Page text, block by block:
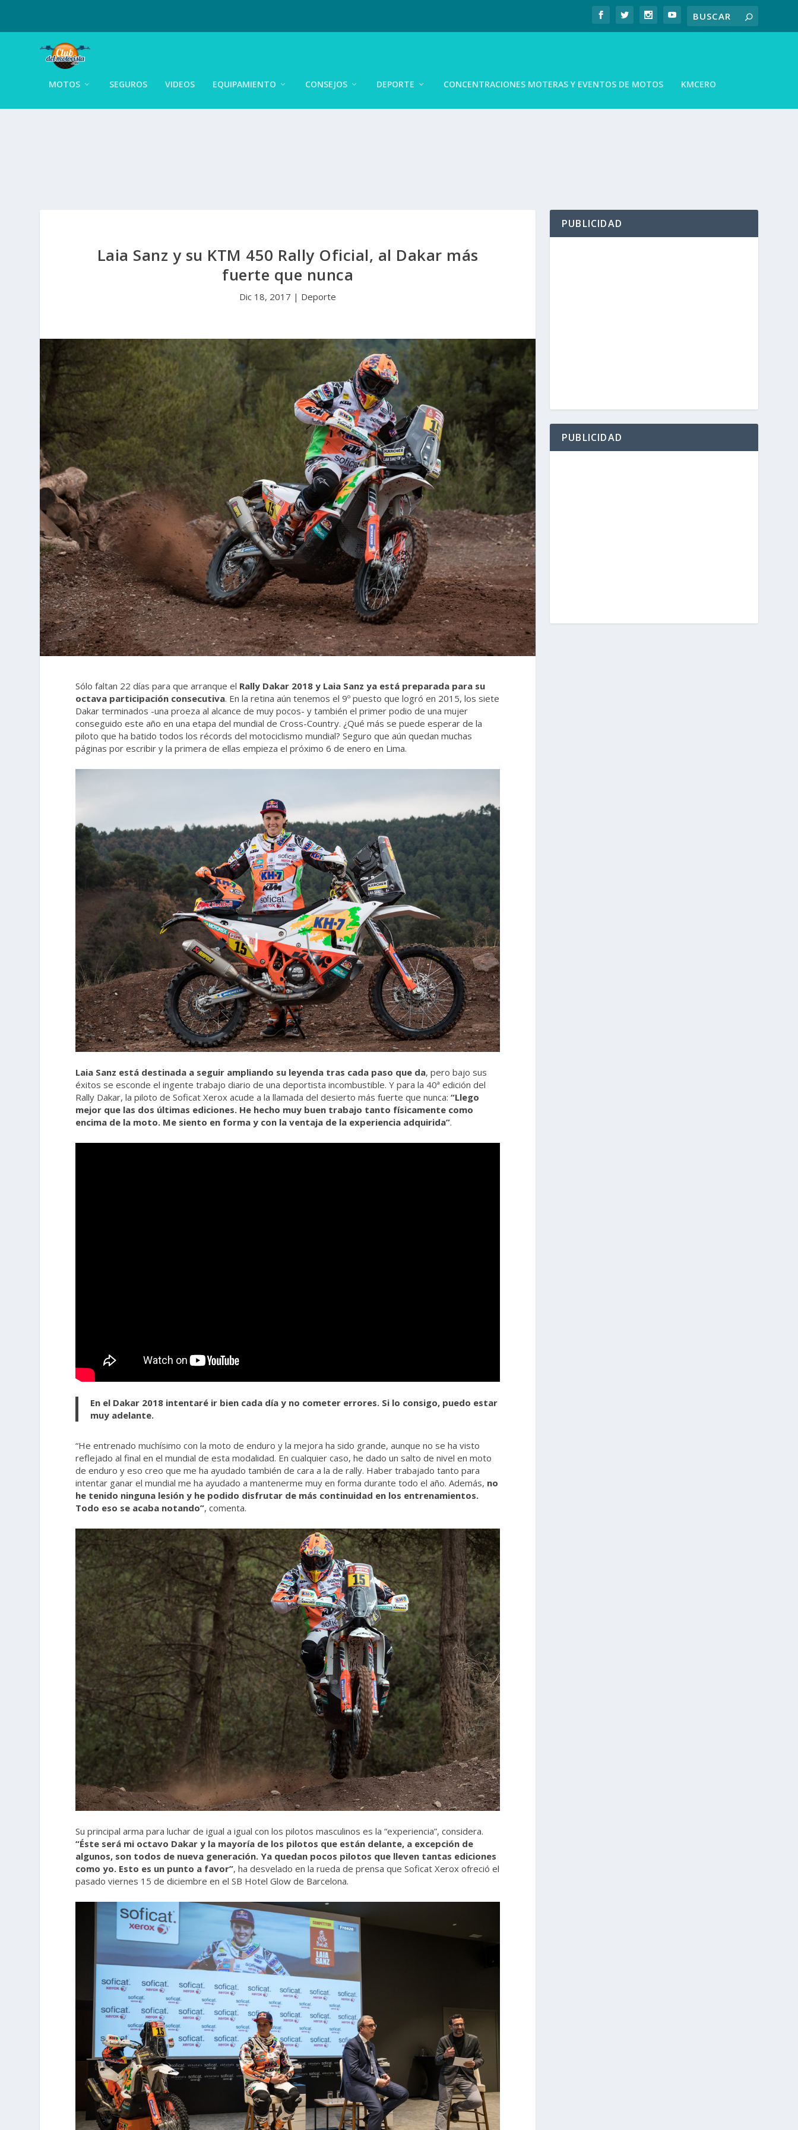
MOTOS SEGUROS VIDEOS EQUIPAMIENTO CONSEJOS DEPORTE CONCENTRACIONES MOTERAS Y EVENTOS DE MOTOS KMCERO
Laia Sanz y su KTM 450 Rally Oficial, al Dakar más
fuerte que nunca
Dic 18, 2017 | Deporte
Sólo faltan 22 días para que arranque el Rally Dakar 2018 y Laia Sanz ya está preparada para su
octava participación consecutiva. En la retina aún tenemos el 9º puesto que logró en 2015, los siete
Dakar terminados -una proeza al alcance de muy pocos- y también el primer podio de una mujer
conseguido este año en una etapa del mundial de Cross-Country. ¿Qué más se puede esperar de la
piloto que ha batido todos los récords del motociclismo mundial? Seguro que aún quedan muchas
páginas por escribir y la primera de ellas empieza el próximo 6 de enero en Lima.
Laia Sanz está destinada a seguir ampliando su leyenda tras cada paso que da, pero bajo sus
éxitos se esconde el ingente trabajo diario de una deportista incombustible. Y para la 40ª edición del
Rally Dakar, la piloto de Soficat Xerox acude a la llamada del desierto más fuerte que nunca:“Llego
mejor que las dos últimas ediciones. He hecho muy buen trabajo tanto físicamente como
encima de la moto. Me siento en forma y con la ventaja de la experiencia adquirida”.
En el Dakar 2018 intentaré ir bien cada día y no cometer errores. Si lo consigo, puedo estar
muy adelante.
“He entrenado muchísimo con la moto de enduro y la mejora ha sido grande, aunque no se ha visto
reflejado al final en el mundial de esta modalidad. En cualquier caso, he dado un salto de nivel en moto
de enduro y eso creo que me ha ayudado también de cara a la de rally. Haber trabajado tanto para
intentar ganar el mundial me ha ayudado a mantenerme muy en forma durante todo el año. Además, no
he tenido ninguna lesión y he podido disfrutar de más continuidad en los entrenamientos.
Todo eso se acaba notando”, comenta.
Su principal arma para luchar de igual a igual con los pilotos masculinos es la “experiencia”, considera.
“Éste será mi octavo Dakar y la mayoría de los pilotos que están delante, a excepción de
algunos, son todos de nueva generación. Ya quedan pocos pilotos que lleven tantas ediciones
como yo. Esto es un punto a favor”, ha desvelado en la rueda de prensa que Soficat Xerox ofreció el
pasado viernes 15 de diciembre en el SB Hotel Glow de Barcelona.
PUBLICIDAD
PUBLICIDAD